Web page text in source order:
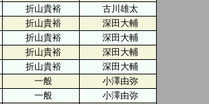
折山貴裕
古川雄太
折山貴裕
深田大輔
折山貴裕
深田大輔
折山貴裕
深田大輔
折山貴裕
深田大輔
一般
小澤由弥
一般
小澤由弥